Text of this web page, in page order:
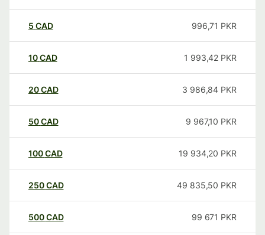
5 CAD 996,71 PKR
10CAD 1 993,42 PKR
20CAD 3 986,84 PKR
50CAD 9 967,10 PKR
100CAD 19 934,20 PKR
250CAD 49 835,50 PKR
500CAD 99 671 PKR